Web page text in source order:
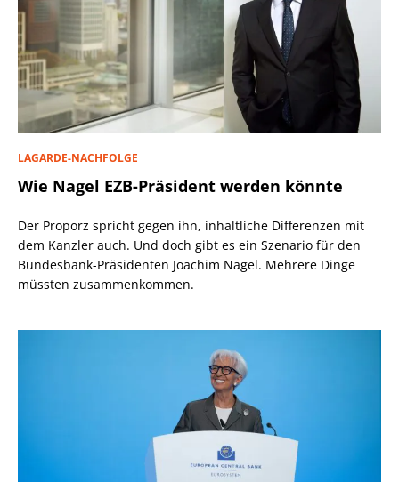
LAGARDE-NACHFOLGE
Wie Nagel EZB-Präsident werden könnte
Der Proporz spricht gegen ihn, inhaltliche Differenzen mit
dem Kanzler auch. Und doch gibt es ein Szenario für den
Bundesbank-Präsidenten Joachim Nagel. Mehrere Dinge
müssten zusammenkommen.